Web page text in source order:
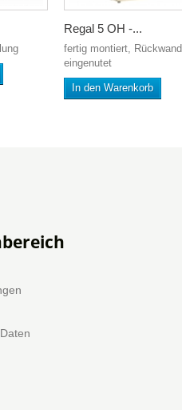
Regal 5 OH -...
fertig montiert, Rückwand
eingenutet
In den Warenkorb